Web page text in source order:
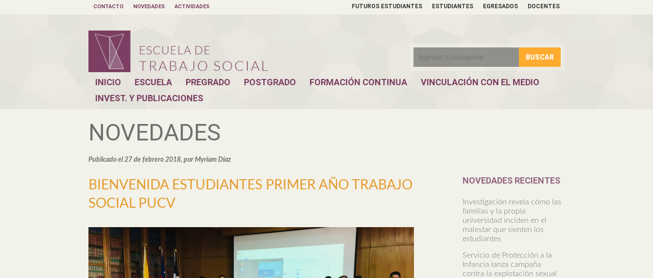
CONTACTO NOVEDADES ACTIVIDADES FUTUROS ESTUDIANTES ESTUDIANTES EGRESADOS DOCENTES
INICIO ESCUELA PREGRADO POSTGRADO FORMACIÓN CONTINUA
VINCULACIÓN CON EL MEDIO
INVEST. Y PUBLICACIONES
NOVEDADES
Publicado el 27 de febrero 2018, por Myriam Díaz
BIENVENIDA ESTUDIANTES PRIMER AÑO TRABAJO
SOCIAL PUCV
NOVEDADES RECIENTES
Investigación revela cómo las
familias y la propia
universidad inciden en el
malestar que sienten los
estudiantes
Servicio de Protección a la
Infancia lanza campaña
contra la explotación sexual